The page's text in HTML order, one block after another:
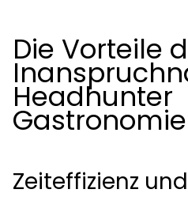
Die Vorteile
Headhunter
Gastronomie
Zeiteffizienz